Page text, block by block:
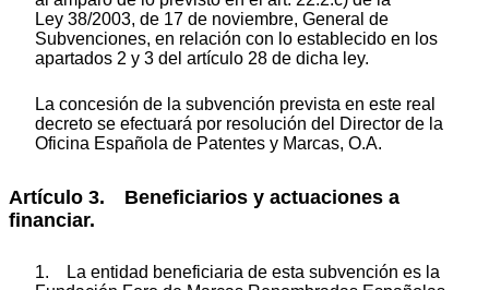
Ley 38/2003, de 17 de noviembre, General de
Subvenciones, en relación con lo establecido en los
apartados 2 y 3 del artículo 28 de dicha ley.
La concesión de la subvención prevista en este real
decreto se efectuará por resolución del Director de la
Oficina Española de Patentes y Marcas, O.A.
Artículo 3. Beneficiarios y actuaciones a
financiar.
1. La entidad beneficiaria de esta subvención es la